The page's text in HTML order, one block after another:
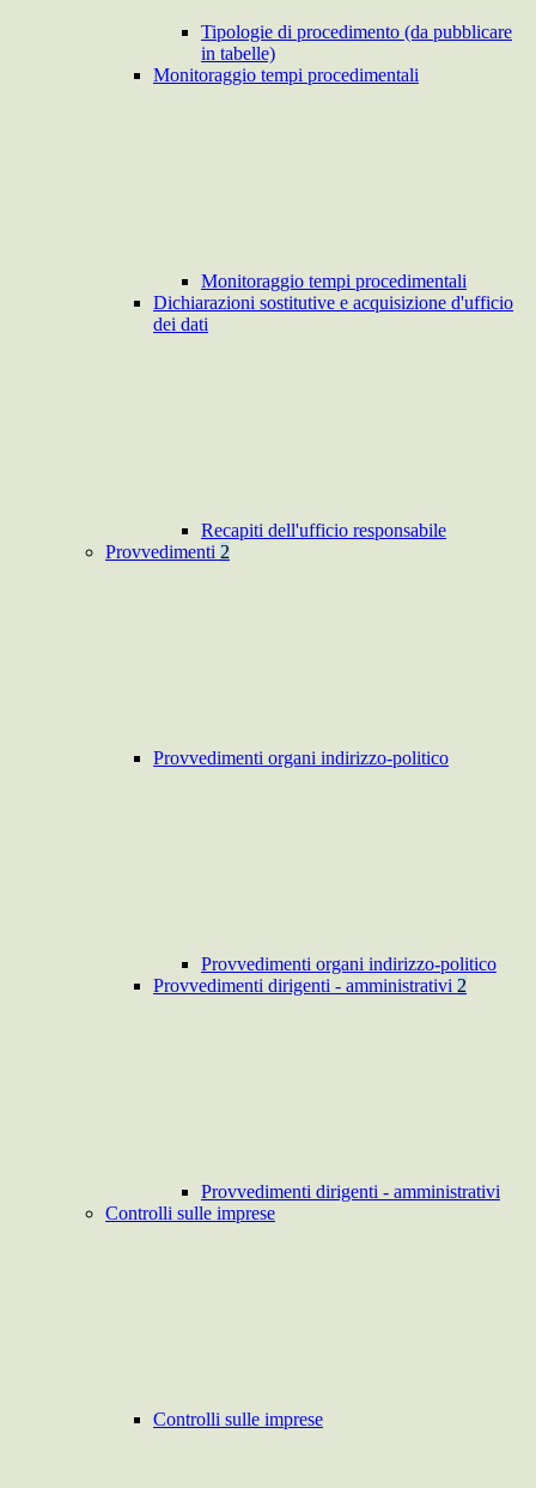
Tipologie di procedimento (da pubblicare
in tabelle)
Monitoraggio tempi procedimentali
Monitoraggio tempi procedimentali
Dichiarazioni sostitutive e acquisizione d'ufficio
dei dati
Recapiti dell'ufficio responsabile
Provvedimenti 2
Provvedimenti organi indirizzo-politico
Provvedimenti organi indirizzo-politico
Provvedimenti dirigenti - amministrativi 2
Provvedimenti dirigenti - amministrativi
Controlli sulle imprese
Controlli sulle imprese